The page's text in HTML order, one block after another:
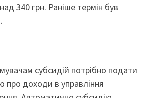
340 грн. Раніше термін був
субсидій потрібно подати
про доходи в управління